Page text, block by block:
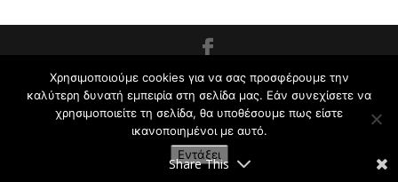
Εργαστήρι Ζωγραφικής για Παιδιά και Ενήλικες
Κρυωνάς Σ. | 2009-2021
Share This
Χρησιμοποιούμε cookies για να σας προσφέρουμε την
καλύτερη δυνατή εμπειρία στη σελίδα μας. Εάν συνεχίσετε να
χρησιμοποιείτε τη σελίδα, θα υποθέσουμε πως είστε
ικανοποιημένοι με αυτό.
Εντάξει